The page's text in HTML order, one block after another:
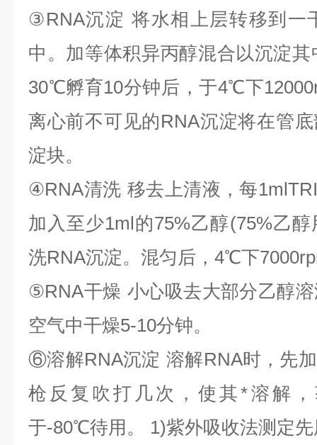
③RNA沉淀 将水相上层转移到一
中。加等体积异丙醇混合以沉淀其
30℃孵育10分钟后，于4℃下
离心前不可见的RNA沉淀将在管
淀块。
④RNA清洗 移去上清液，每
加入至少1ml的75%乙醇(75%乙醇
洗RNA沉淀。混匀后， 4℃下
⑤RNA干燥 小心吸去大部分乙醇
空气中干燥5-10分钟。
⑥溶解RNA沉淀 溶解RNA时，先
枪反复吹打几次，使其*溶解
于-80℃待用。 1)紫外吸收法测定